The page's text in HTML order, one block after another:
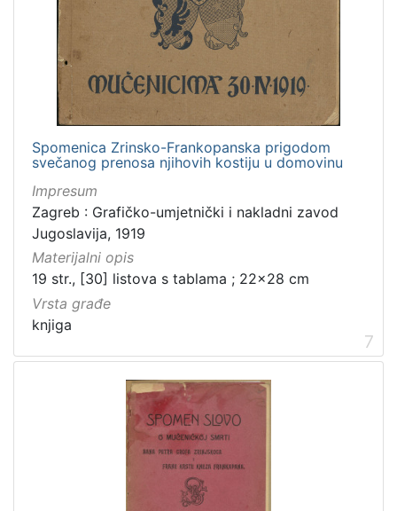
Spomenica Zrinsko-Frankopanska prigodom
svečanog prenosa njihovih kostiju u domovinu
Impresum
Zagreb : Grafičko-umjetnički i nakladni zavod
Jugoslavija, 1919
Materijalni opis
19 str., [30] listova s tablama ; 22x28 cm
Vrsta građe
knjiga
7